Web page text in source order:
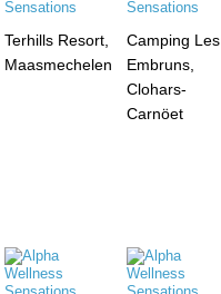
Terhills Resort,
Maasmechelen
Camping Les
Embruns,
Clohars-
Carnöet